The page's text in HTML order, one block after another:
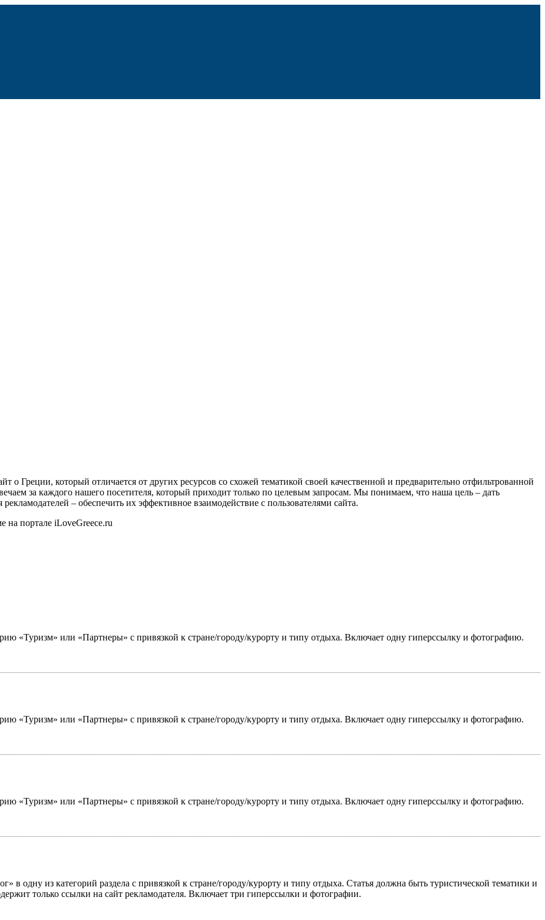
о Греции, который отличается от других ресурсов со схожей тематикой своей качественной и предварительно отфильтрованной
за каждого нашего посетителя, который приходит только по целевым запросам. Мы понимаем, что наша цель – дать
– обеспечить их эффективное взаимодействие с пользователями сайта.
на портале iLoveGreece.ru
«Туризм» или «Партнеры» с привязкой к стране/городу/курорту и типу отдыха. Включает одну гиперссылку и фотографию.
«Туризм» или «Партнеры» с привязкой к стране/городу/курорту и типу отдыха. Включает одну гиперссылку и фотографию.
«Туризм» или «Партнеры» с привязкой к стране/городу/курорту и типу отдыха. Включает одну гиперссылку и фотографию.
в одну из категорий раздела с привязкой к стране/городу/курорту и типу отдыха. Статья должна быть туристической тематики и
только ссылки на сайт рекламодателя. Включает три гиперссылки и фотографии.